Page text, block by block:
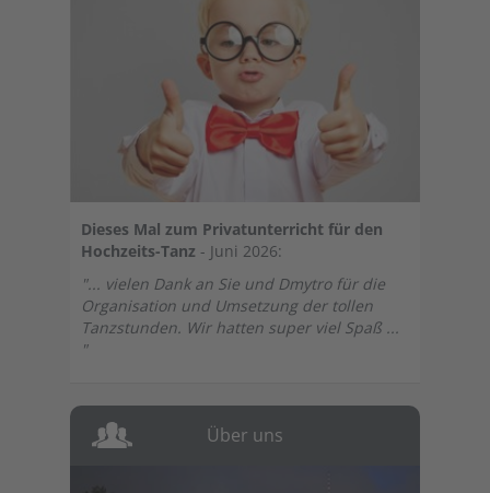
Dieses Mal zum Privatunterricht für den
Hochzeits-Tanz - Juni 2026:
"... vielen Dank an Sie und Dmytro für die
Organisation und Umsetzung der tollen
Tanzstunden. Wir hatten super viel Spaß ...
"
Über uns